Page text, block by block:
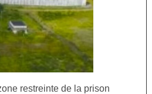
restreinte de la prison